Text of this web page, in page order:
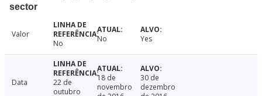
sector
Valor
No
No Yes
Data
22 de
outubro
18 de
novembro
30 de
dezembro